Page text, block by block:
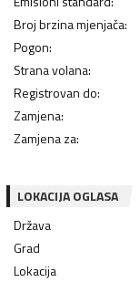
Broj brzina mjenjača:
Pogon:
Strana volana:
Registrovan do:
Zamjena:
Zamjena za:
LOKACIJA OGLASA
Država
Grad
Lokacija